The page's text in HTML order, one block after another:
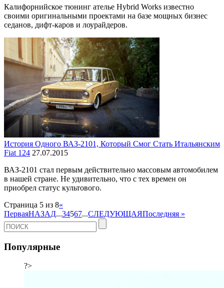
Калифорнийское тюнинг ателье Hybrid Works известно
своими оригинальными проектами на базе мощных бизнес
седанов, дифт-каров и лоурайдеров.
История Одного ВАЗ-2101, Который Смог Стать Итальянским
Fiat 124 27.07.2015
ВАЗ-2101 стал первым действительно массовым автомобилем
в нашей стране. Не удивительно, что с тех времен он
приобрел статус культового.
Страница 5 из 8«
ПерваяНАЗАД...34567...СЛЕДУЮЩАЯПоследняя »
Популярные
?>